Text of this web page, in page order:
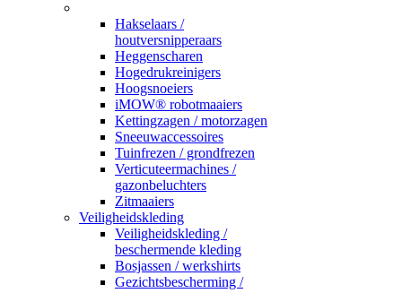
Hakselaars /
houtversnipperaars
Heggenscharen
Hogedrukreinigers
Hoogsnoeiers
iMOW® robotmaaiers
Kettingzagen / motorzagen
Sneeuwaccessoires
Tuinfrezen / grondfrezen
Verticuteermachines /
gazonbeluchters
Zitmaaiers
Veiligheidskleding
Veiligheidskleding /
beschermende kleding
Bosjassen / werkshirts
Gezichtsbescherming /